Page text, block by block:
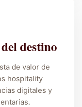
destino
de valor de
hospitality
digitales y